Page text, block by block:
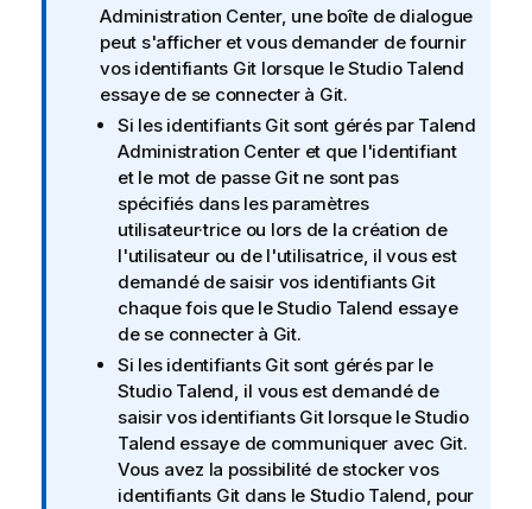
e
I
n
f
o
Administration Center, une boîte de dialogue
peut s'afficher et vous demander de fournir
vos identifiants Git lorsque leStudio Talend
essaye de se connecter à Git.
Si les identifiants Git sont gérés par Talend
Administration Centeret que l'identifiant
et le mot de passe Git ne sont pas
spécifiés dans les paramètres
utilisateur·trice ou lors de la création de
l'utilisateur ou de l'utilisatrice, il vous est
demandé de saisir vos identifiants Git
chaque fois que leStudio Talend essaye
de se connecter à Git.
Si les identifiants Git sont gérés par le
Studio Talend, il vous est demandé de
saisir vos identifiants Git lorsque leStudio
Talend essaye de communiquer avec Git.
Vous avez la possibilité de stocker vos
identifiants Git dans le Studio Talend, pour